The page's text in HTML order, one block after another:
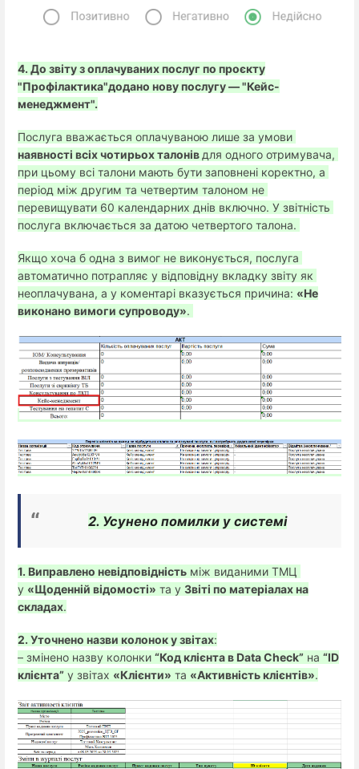
4. До звіту з оплачуваних послуг по проєкту
"Профілактика"додано нову послугу — "Кейс-
менеджмент".
наявності всіх чотирьох талонів для одного отримувача,
при цьому всі талони мають бути заповнені коректно, а
період між другим та четвертим талоном не
перевищувати 60 календарних днів включно. У звітність
послуга включається за датою четвертого талона.
Якщо хоча б одна з вимог не виконується, послуга
автоматично потрапляє у відповідну вкладку звіту як
неоплачувана, а у коментарі вказується причина: «Не
виконано вимоги супроводу».
2. Усунено помилки у системі
1. Виправлено невідповідність між виданими ТМЦ
у «Щоденній відомості» та у Звіті по матеріалах на
складах.
2. Уточнено назви колонок у звітах:
– змінено назву колонки “Код клієнта в Data Check” на “ID
клієнта” у звітах «Клієнти» та «Активність клієнтів».